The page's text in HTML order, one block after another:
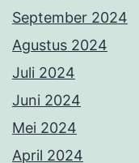
September 2024
Agustus 2024
Juli 2024
Juni 2024
Mei 2024
April 2024